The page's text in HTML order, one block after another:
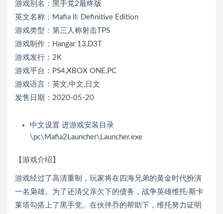
游戏别名：黑手党2最终版
英文名称：Mafia II: Definitive Edition
游戏类型：第三人称射击TPS
游戏制作：Hangar 13,D3T
游戏发行：2K
游戏平台：PS4,XBOX ONE,PC
游戏语言：英文,中文,日文
发售日期：2020-05-20
中文设置 进游戏安装目录
\pc\Mafia2Launcher\Launcher.exe
【游戏介绍】
游戏经过了高清重制，玩家将在四海兄弟的黄金时代扮演
一名枭雄。为了还清父亲欠下的债务，战争英雄维托·斯卡
莱塔勾搭上了黑手党。在伙伴乔的帮助下，维托努力证明